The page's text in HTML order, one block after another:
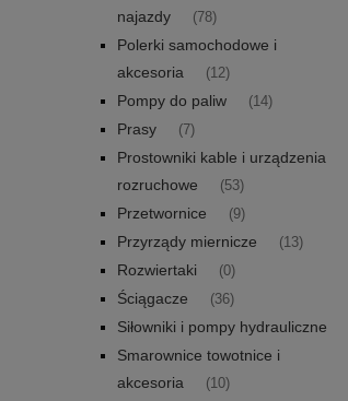
najazdy
(78)
Polerki samochodowe i
akcesoria
(12)
Pompy do paliw (14)
Prasy (7)
Prostowniki kable i urządzenia
rozruchowe
(53)
Przetwornice (9)
Przyrządy miernicze (13)
Rozwiertaki (0)
Ściągacze (36)
Siłowniki i pompy hydrauliczne
Smarownice towotnice i
akcesoria
(10)